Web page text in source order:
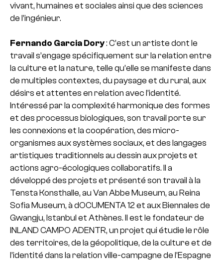
vivant, humaines et sociales ainsi que des sciences
de l’ingénieur.
Fernando Garcia Dory: C’est un artiste dont le
travail s’engage spécifiquement sur la relation entre
la culture et la nature, telle qu’elle se manifeste dans
de multiples contextes, du paysage et du rural, aux
désirs et attentes en relation avec l’identité.
Intéressé par la complexité harmonique des formes
et des processus biologiques, son travail porte sur
les connexions et la coopération, des micro-
organismes aux systèmes sociaux, et des langages
artistiques traditionnels au dessin aux projets et
actions agro-écologiques collaboratifs. Il a
développé des projets et présenté son travail à la
Tensta Konsthalle, au Van Abbe Museum, au Reina
Sofia Museum, à dOCUMENTA 12 et aux Biennales de
Gwangju, Istanbul et Athènes. Il est le fondateur de
INLAND CAMPO ADENTR, un projet qui étudie le rôle
des territoires, de la géopolitique, de la culture et de
l’identité dans la relation ville-campagne de l’Espagne